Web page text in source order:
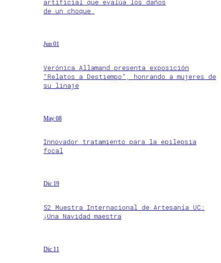
artificial que evalúa los daños
de un choque
Jun 01
Verónica Allamand presenta exposición
“Relatos a Destiempo”, honrando a mujeres de
su linaje
May 08
Innovador tratamiento para la epilepsia
focal
Dic 19
52 Muestra Internacional de Artesanía UC:
¡Una Navidad maestra
Dic 11